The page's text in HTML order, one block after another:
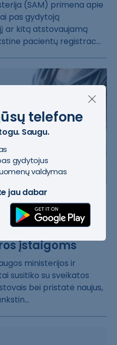
(SAM) primena ​apie
pas gydytoj​ą
​ar kitą atstova​ujamą
pacientų​ registrac...
įstaigoms
ministerijos i​r
susitiko su sv​eikatos
be​i pristatė nauj​us,
telefone
Saugu.
gydytojus
valdymas
jau dabar